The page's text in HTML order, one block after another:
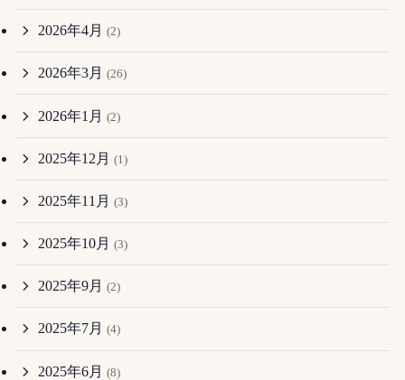
2026年4月 (2)
2026年3月 (26)
2026年1月 (2)
2025年12月 (1)
2025年11月 (3)
2025年10月 (3)
2025年9月 (2)
2025年7月 (4)
2025年6月 (8)